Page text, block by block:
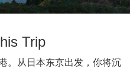
Trip
。从日本东京出发，你将沉